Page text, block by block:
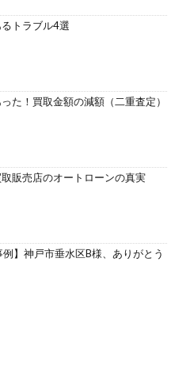
るトラブル4選
た！買取金額の減額（二重査定）
取販売店のオートローンの真実
】神戸市垂水区B様、ありがとう